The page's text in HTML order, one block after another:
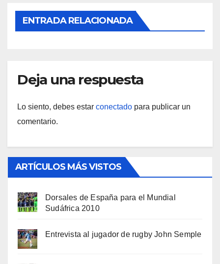
ENTRADA RELACIONADA
Deja una respuesta
Lo siento, debes estar conectado para publicar un
comentario.
ARTÍCULOS MÁS VISTOS
Dorsales de España para el Mundial
Sudáfrica 2010
Entrevista al jugador de rugby John Semple